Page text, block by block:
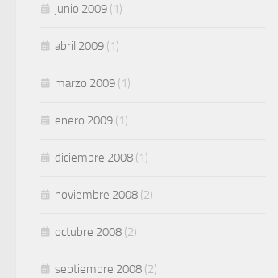
junio 2009 (1)
abril 2009 (1)
marzo 2009 (1)
enero 2009 (1)
diciembre 2008 (1)
noviembre 2008 (2)
octubre 2008 (2)
septiembre 2008 (2)